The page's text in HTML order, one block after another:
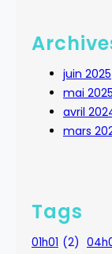
juin 2025
mai 2025
avril
mars
Tags
01h01 (2)